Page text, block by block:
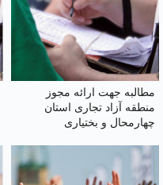
مطالبه جهت ارائه مجوز
منطقه آزاد تجاری استان
چهارمحال و بختیاری